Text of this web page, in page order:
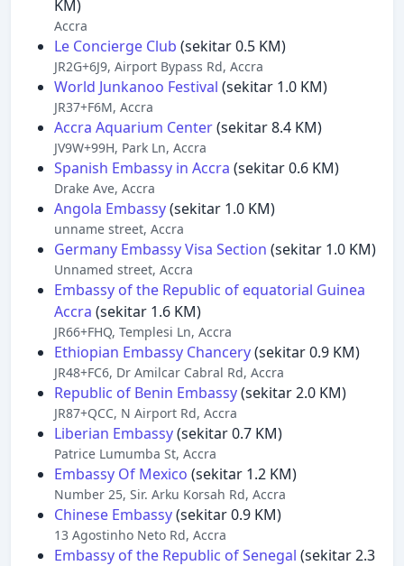
KM)
Accra
Le Concierge Club (sekitar 0.5 KM)
JR2G+6J9, Airport Bypass Rd, Accra
World Junkanoo Festival (sekitar 1.0 KM)
JR37+F6M, Accra
Accra Aquarium Center(sekitar 8.4 KM)
JV9W+99H, Park Ln, Accra
Spanish Embassy in Accra (sekitar 0.6 KM)
Drake Ave, Accra
Angola Embassy(sekitar 1.0 KM)
unname street, Accra
Germany Embassy Visa Section (sekitar 1.0 KM)
Unnamed street, Accra
Embassy of the Republic of equatorial Guinea
Accra (sekitar 1.6 KM)
JR66+FHQ, Templesi Ln, Accra
Ethiopian Embassy Chancery(sekitar 0.9 KM)
JR48+FC6, Dr Amilcar Cabral Rd, Accra
Republic of Benin Embassy(sekitar 2.0 KM)
JR87+QCC, N Airport Rd, Accra
Liberian Embassy(sekitar 0.7 KM)
Patrice Lumumba St, Accra
Embassy Of Mexico (sekitar 1.2 KM)
Number 25, Sir. Arku Korsah Rd, Accra
Chinese Embassy(sekitar 0.9 KM)
13 Agostinho Neto Rd, Accra
Embassy of the Republic of Senegal (sekitar 2.3